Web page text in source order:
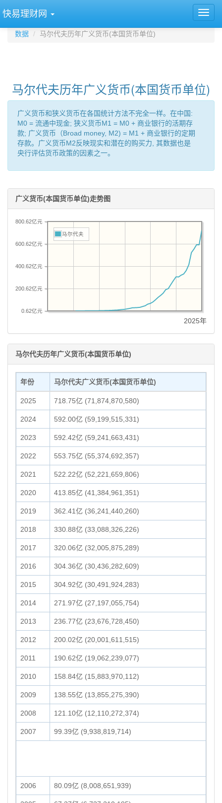
快易理财网
数据 马尔代夫历年广义货币(本国货币单位)
马尔代夫历年广义货币(本国货币单位)
广义货币和狭义货币在各国统计方法不完全一样。在中国:
M0 = 流通中现金; 狭义货币M1 = M0 + 商业银行的活期存
款; 广义货币（Broad money, M2) = M1 + 商业银行的定期
存款。广义货币M2反映现实和潜在的购买力, 其数据也是
央行评估货币政策的因素之一。
广义货币(本国货币单位)走势图
0.62亿元
200.62亿元
400.62亿元
600.62亿元
800.62亿元
马尔代夫
2025年
马尔代夫历年广义货币(本国货币单位)
年份 马尔代夫广义货币(本国货币单位)
2025 718.75亿 (71,874,870,580)
2024 592.00亿 (59,199,515,331)
2023 592.42亿 (59,241,663,431)
2022 553.75亿 (55,374,692,357)
2021 522.22亿 (52,221,659,806)
2020 413.85亿 (41,384,961,351)
2019 362.41亿 (36,241,440,260)
2018 330.88亿 (33,088,326,226)
2017 320.06亿 (32,005,875,289)
2016 304.36亿 (30,436,282,609)
2015 304.92亿 (30,491,924,283)
2014 271.97亿 (27,197,055,754)
2013 236.77亿 (23,676,728,450)
2012 200.02亿 (20,001,611,515)
2011 190.62亿 (19,062,239,077)
2010 158.84亿 (15,883,970,112)
2009 138.55亿 (13,855,275,390)
2008 121.10亿 (12,110,272,374)
2007 99.39亿 (9,938,819,714)
2006 80.09亿 (8,008,651,939)